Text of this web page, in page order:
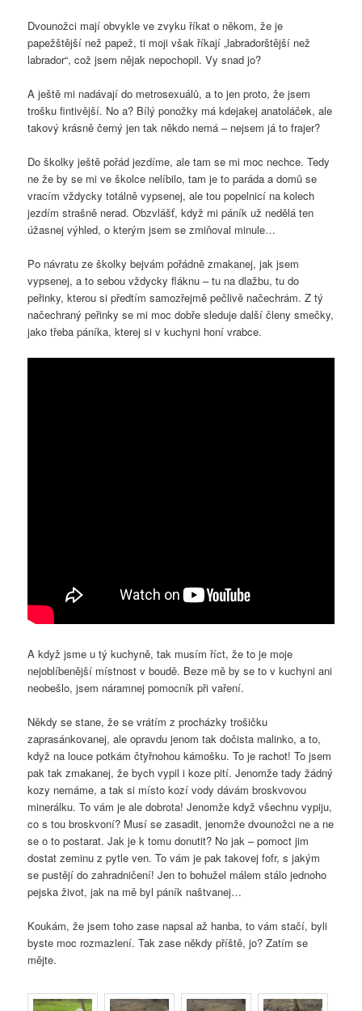
Dvounožci mají obvykle ve zvyku říkat o někom, že je
papežštější než papež, ti moji však říkají „labradorštější než
labrador“, což jsem nějak nepochopil. Vy snad jo?
A ještě mi nadávají do metrosexuálů, a to jen proto, že jsem
trošku fintivější. No a? Bílý ponožky má kdejakej anatoláček, ale
takový krásně černý jen tak někdo nemá – nejsem já to frajer?
Do školky ještě pořád jezdíme, ale tam se mi moc nechce. Tedy
ne že by se mi ve školce nelíbilo, tam je to paráda a domů se
vracím vždycky totálně vypsenej, ale tou popelnicí na kolech
jezdím strašně nerad. Obzvlášť, když mi páník už nedělá ten
úžasnej výhled, o kterým jsem se zmiňoval minule…
Po návratu ze školky bejvám pořádně zmakanej, jak jsem
vypsenej, a to sebou vždycky fláknu – tu na dlažbu, tu do
peřinky, kterou si předtím samozřejmě pečlivě načechrám. Z tý
načechraný peřinky se mi moc dobře sleduje další členy smečky,
jako třeba páníka, kterej si v kuchyni honí vrabce.
A když jsme u tý kuchyně, tak musím říct, že to je moje
nejoblíbenější místnost v boudě. Beze mě by se to v kuchyni ani
neobešlo, jsem náramnej pomocník při vaření.
Někdy se stane, že se vrátím z procházky trošičku
zaprasánkovanej, ale opravdu jenom tak dočista malinko, a to,
když na louce potkám čtyřnohou kámošku. To je rachot! To jsem
pak tak zmakanej, že bych vypil i koze pití. Jenomže tady žádný
kozy nemáme, a tak si místo kozí vody dávám broskvovou
minerálku. To vám je ale dobrota! Jenomže když všechnu vypiju,
co s tou broskvoní? Musí se zasadit, jenomže dvounožci ne a ne
se o to postarat. Jak je k tomu donutit? No jak – pomoct jim
dostat zeminu z pytle ven. To vám je pak takovej fofr, s jakým
se pustějí do zahradničení! Jen to bohužel málem stálo jednoho
pejska život, jak na mě byl páník naštvanej…
Koukám, že jsem toho zase napsal až hanba, to vám stačí, byli
byste moc rozmazlení. Tak zase někdy příště, jo? Zatím se
mějte.